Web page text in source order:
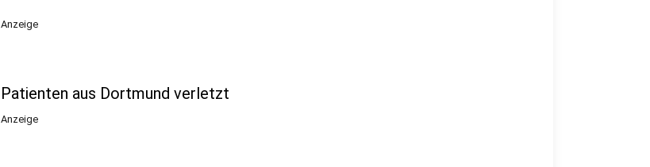
Anzeige
Patienten aus Dortmund verletzt
Anzeige